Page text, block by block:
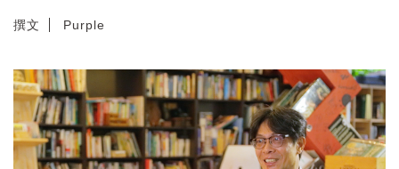
撰文 Purple